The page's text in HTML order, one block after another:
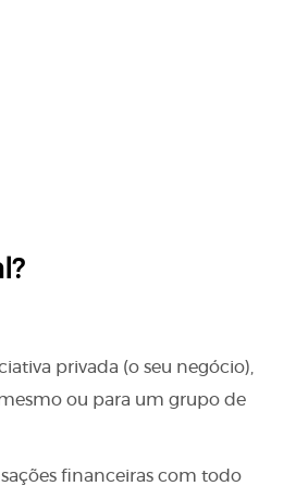
privada (o seu negócio),
ou para um grupo de
financeiras com todo